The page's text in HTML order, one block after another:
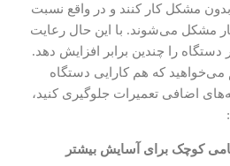
بدون مشکل کار کنند و در واقع نسبت
مشکل می‌شوند. با این حال رعایت
را چندین برابر افزایش دهد.
که هم کارایی دستگاه
اضافی تعمیرات جلوگیری کنید،
کوچک برای آسایش بیشتر